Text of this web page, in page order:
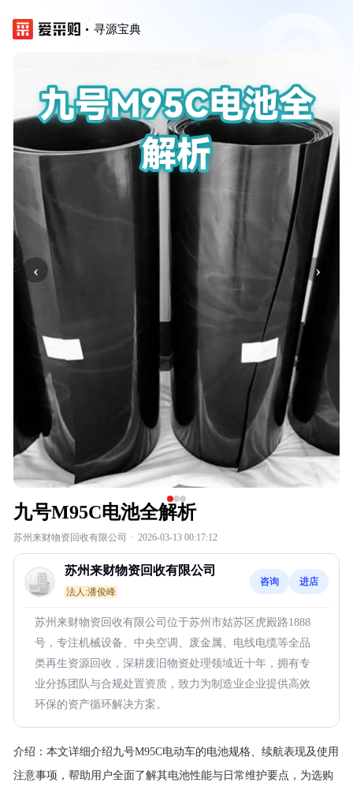
寻源宝典
‹ ›
九号M95C电池全解析
苏州来财物资回收有限公司 · 2026-03-13 00:17:12
苏州来财物资回收有限公司
法人:潘俊峰
咨询 进店
苏州来财物资回收有限公司位于苏州市姑苏区虎殿路1888
号，专注机械设备、中央空调、废金属、电线电缆等全品
类再生资源回收，深耕废旧物资处理领域近十年，拥有专
业分拣团队与合规处置资质，致力为制造业企业提供高效
环保的资产循环解决方案。
介绍： 本文详细介绍九号M95C电动车的电池规格、续航表现及使用
注意事项，帮助用户全面了解其电池性能与日常维护要点，为选购